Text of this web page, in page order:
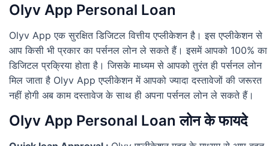
Olyv App Personal Loan
Olyv App एक सुरक्षित डिजिटल वित्तीय एप्लीकेशन है। इस एप्लीकेशन से
आप किसी भी प्रकार का पर्सनल लोन ले सकते हैं। इसमें आपको 100% का
डिजिटल प्रक्रिया होता है। जिसके माध्यम से आपको तुरंत ही पर्सनल लोन
मिल जाता है Olyv App एप्लीकेशन में आपको ज्यादा दस्तावेजों की जरूरत
नहीं होगी अब काम दस्तावेज के साथ ही अपना पर्सनल लोन ले सकते हैं।
Olyv App Personal Loan लोन के फायदे